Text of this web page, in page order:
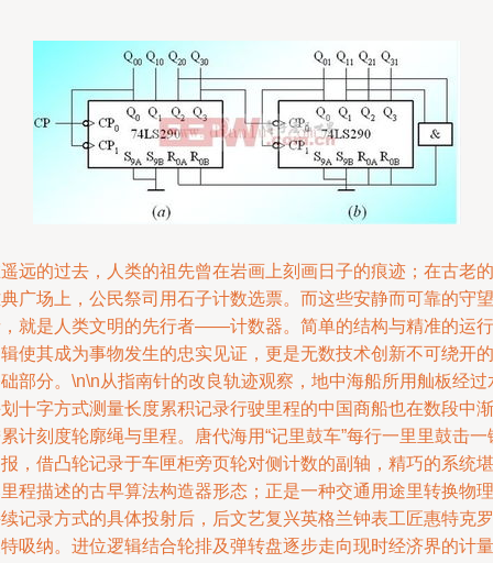
远的过去，人类的祖先曾在岩画上刻画日子的痕迹；在古老的
广场上，公民祭司用石子计数选票。而这些安静而可靠的守望
就是人类文明的先行者——计数器。简单的结构与精准的运行
使其成为事物发生的忠实见证，更是无数技术创新不可绕开的
部分。\n\n从指南针的改良轨迹观察，地中海船所用舢板经过
十字方式测量长度累积记录行驶里程的中国商船也在数段中渐
计刻度轮廓绳与里程。唐代海用“记里鼓车”每行一里里鼓击一
，借凸轮记录于车匣柜旁页轮对侧计数的副轴，精巧的系统堪
程描述的古早算法构造器形态；正是一种交通用途里转换物理
记录方式的具体投射后，后文艺复兴英格兰钟表工匠惠特克罗
吸纳。进位逻辑结合轮排及弹转盘逐步走向现时经济界的计量